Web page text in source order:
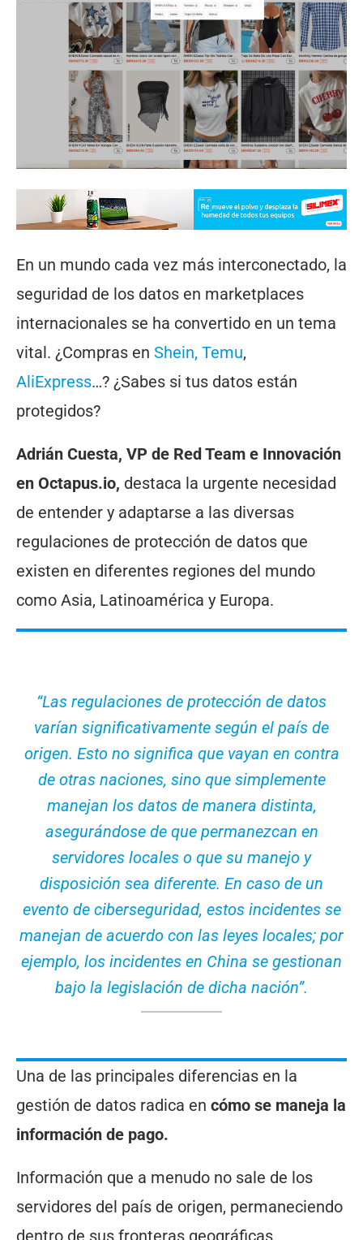
En un mundo cada vez más interconectado, la
seguridad de los datos en marketplaces
internacionales se ha convertido en un tema
vital. ¿Compras en Shein, Temu,
AliExpress…? ¿Sabes si tus datos están
protegidos?
Adrián Cuesta, VP de Red Team e Innovación
en Octapus.io, destaca la urgente necesidad
de entender y adaptarse a las diversas
regulaciones de protección de datos que
existen en diferentes regiones del mundo
como Asia, Latinoamérica y Europa.
“Las regulaciones de protección de datos
varían significativamente según el país de
origen. Esto no significa que vayan en contra
de otras naciones, sino que simplemente
manejan los datos de manera distinta,
asegurándose de que permanezcan en
servidores locales o que su manejo y
disposición sea diferente. En caso de un
evento de ciberseguridad, estos incidentes se
manejan de acuerdo con las leyes locales; por
ejemplo, los incidentes en China se gestionan
bajo la legislación de dicha nación”.
Una de las principales diferencias en la
gestión de datos radica en cómo se maneja la
información de pago.
Información que a menudo no sale de los
servidores del país de origen, permaneciendo
dentro de sus fronteras geográficas.